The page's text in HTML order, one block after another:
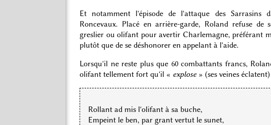
Et notamment l'épisode de l'attaque des Sarrasins
Roncevaux. Placé en arrière-garde, Roland refuse de
greslier ou olifant pour avertir Charlemagne, préférant
plutôt que de se déshonorer en appelant à l'aide.
Lorsqu'il ne reste plus que 60 combattants francs,
olifant tellement fort qu'il « explose » (ses veines
Rollant ad mis l'olifant à sa buche,
Empeint le ben, par grant vertut le sunet,